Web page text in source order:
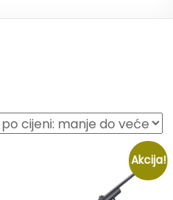
Akcija!